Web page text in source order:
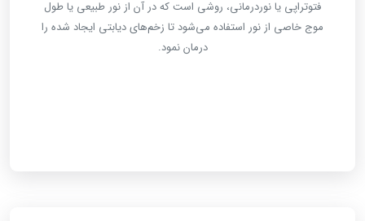
فتوتراپی یا نوردرمانی، روشی است که در آن از نور طبیعی یا طول
موج خاصی از نور استفاده می‌شود تا زخم‌های دیابتی ایجاد شده را
درمان نمود.